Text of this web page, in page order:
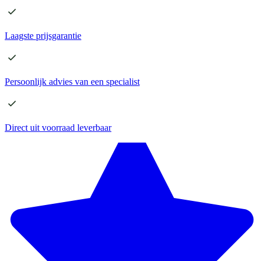
Laagste prijsgarantie
Persoonlijk advies van een specialist
Direct uit voorraad leverbaar